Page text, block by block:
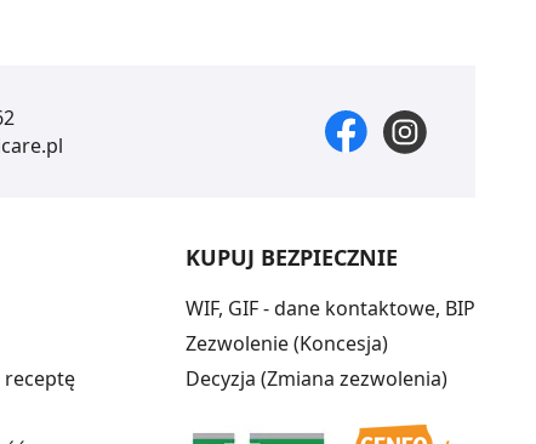
receptę
KUPUJ BEZPIECZNIE
WIF, GIF - dane kontaktowe, BIP
Zezwolenie (Koncesja)
Decyzja (Zmiana zezwolenia)